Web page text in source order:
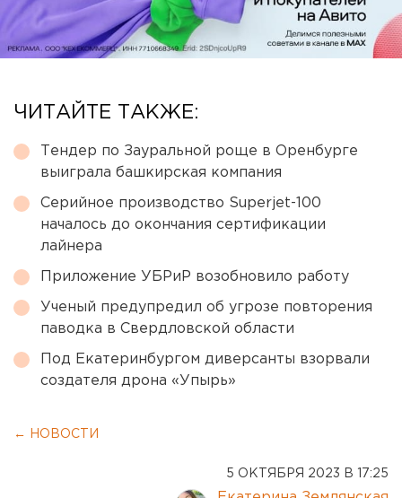
ЧИТАЙТЕ ТАКЖЕ:
Тендер по Зауральной роще в Оренбурге
выиграла башкирская компания
Серийное производство Superjet-100
началось до окончания сертификации
лайнера
Приложение УБРиР возобновило работу
Ученый предупредил об угрозе повторения
паводка в Свердловской области
Под Екатеринбургом диверсанты взорвали
создателя дрона «Упырь»
← НОВОСТИ
5 ОКТЯБРЯ 2023 В 17:25